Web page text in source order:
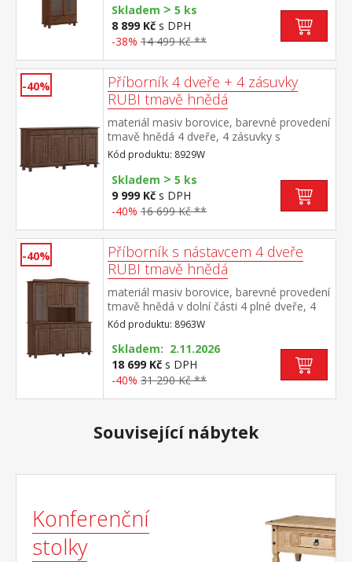
Skladem > 5 ks
8 899 Kč s DPH
-38% 14 499 Kč **
-40%
Příborník 4 dveře + 4 zásuvky
RUBI tmavě hnědá
materiál masiv borovice, barevné provedení
tmavě hnědá 4 dveře, 4 zásuvky s
kovovými pojezdy, 2 police
Kód produktu: 8929W
Skladem > 5 ks
9 999 Kč s DPH
-40% 16 699 Kč **
-40%
Příborník s nástavcem 4 dveře
RUBI tmavě hnědá
materiál masiv borovice, barevné provedení
tmavě hnědá v dolní části 4 plné dveře, 4
zásuvky s kovovými pojezdy v horní části 2
prosklené a 2 plné dveře
Kód produktu: 8963W
Skladem: 2.11.2026
18 699 Kč s DPH
-40% 31 290 Kč **
Související nábytek
Konferenční
stolky